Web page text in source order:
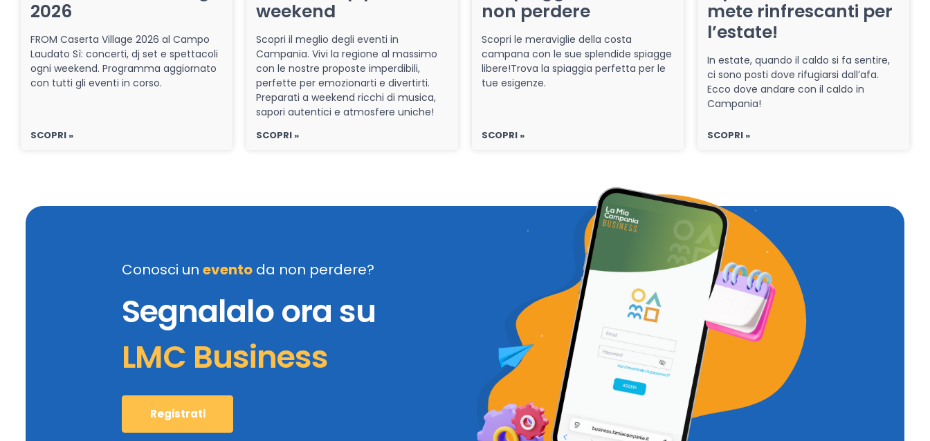
2026
FROM Caserta Village 2026 al Campo
Laudato Sì: concerti, dj set e spettacoli
ogni weekend. Programma aggiornato
con tutti gli eventi in corso.
SCOPRI »
weekend
Scopri il meglio degli eventi in
Campania. Vivi la regione al massimo
con le nostre proposte imperdibili,
perfette per emozionarti e divertirti.
Preparati a weekend ricchi di musica,
sapori autentici e atmosfere uniche!
SCOPRI »
non perdere
Scopri le meraviglie della costa
campana con le sue splendide spiagge
libere!Trova la spiaggia perfetta per le
tue esigenze.
SCOPRI »
mete rinfrescanti per
l’estate!
In estate, quando il caldo si fa sentire,
ci sono posti dove rifugiarsi dall’afa.
Ecco dove andare con il caldo in
Campania!
SCOPRI »
Conosci un evento da non perdere?
Segnalalo ora su
LMC Business
Registrati